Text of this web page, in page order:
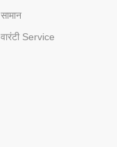
सामान
वारंटी Service